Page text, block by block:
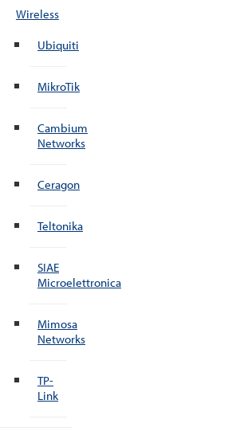
Wireless
Ubiquiti
MikroTik
Cambium
Networks
Ceragon
Teltonika
SIAE
Microelettronica
Mimosa
Networks
TP-
Link